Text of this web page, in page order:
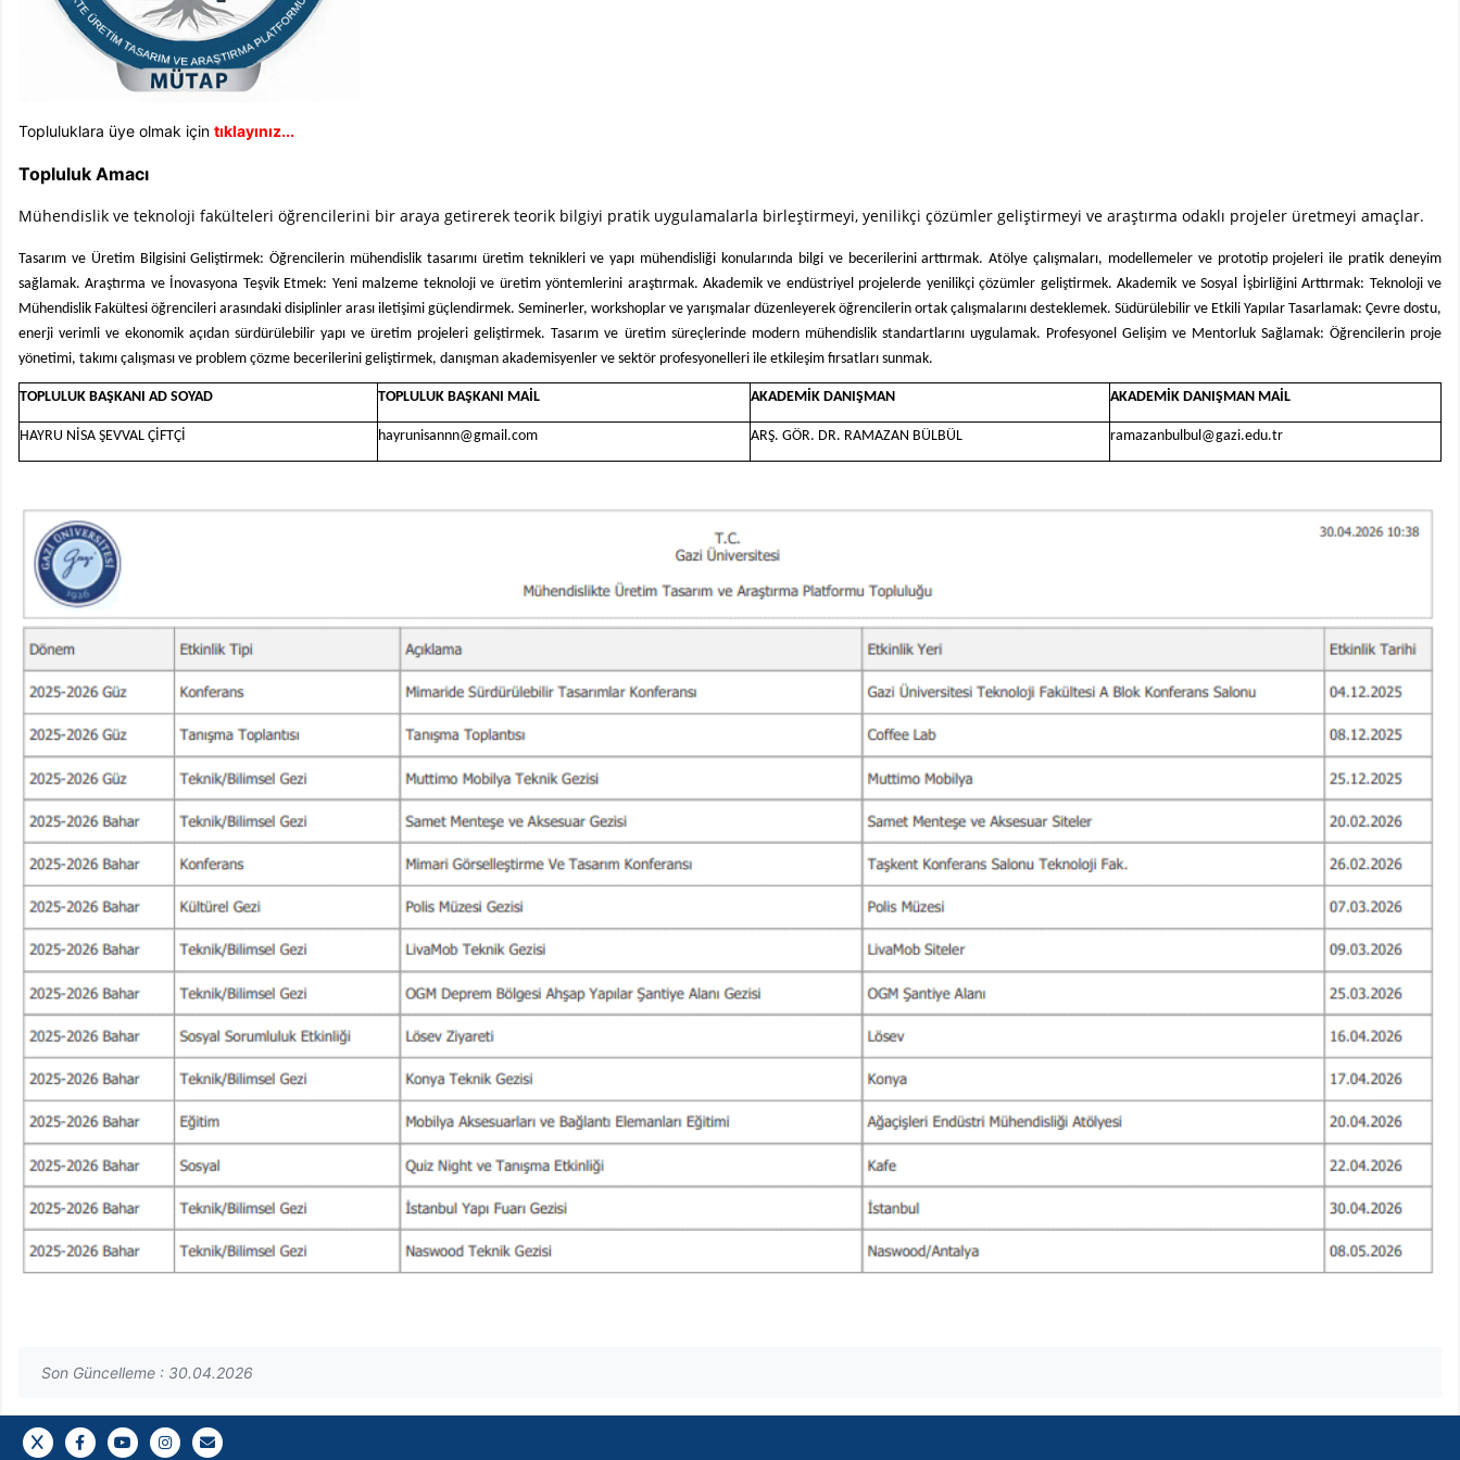
Topluluklara üye olmak için tıklayınız...
Topluluk Amacı
Mühendislik ve teknoloji fakülteleri öğrencilerini bir araya getirerek teorik bilgiyi pratik uygulamalarla birleştirmeyi, yenilikçi çözümler geliştirmeyi ve araştırma odaklı projeler üretmeyi amaçlar.
Tasarım ve Üretim Bilgisini Geliştirmek: Öğrencilerin mühendislik tasarımı üretim teknikleri ve yapı mühendisliği konularında bilgi ve becerilerini arttırmak. Atölye çalışmaları, modellemeler ve prototip projeleri ile pratik deneyim
sağlamak.Araştırma ve İnovasyona Teşvik Etmek: Yeni malzeme teknoloji ve üretim yöntemlerini araştırmak. Akademik ve endüstriyel projelerde yenilikçi çözümler geliştirmek. Akademik ve Sosyal İşbirliğini Arttırmak: Teknoloji ve
Mühendislik Fakültesi öğrencileri arasındaki disiplinler arası iletişimi güçlendirmek. Seminerler, workshoplar ve yarışmalar düzenleyerek öğrencilerin ortak çalışmalarını desteklemek. Südürülebilir ve Etkili Yapılar Tasarlamak: Çevre dostu,
enerji verimli ve ekonomik açıdan sürdürülebilir yapı ve üretim projeleri geliştirmek. Tasarım ve üretim süreçlerinde modern mühendislik standartlarını uygulamak. Profesyonel Gelişim ve Mentorluk Sağlamak: Öğrencilerin proje
yönetimi, takımı çalışması ve problem çözme becerilerini geliştirmek, danışman akademisyenler ve sektör profesyonelleri ile etkileşim fırsatları sunmak.
TOPLULUK BAŞKANI AD SOYAD TOPLULUK BAŞKANI MAİL AKADEMİK DANIŞMAN AKADEMİK DANIŞMAN MAİL
HAYRU NİSA ŞEVVAL ÇİFTÇİ hayrunisannn@gmail.com ARŞ. GÖR. DR. RAMAZAN BÜLBÜL ramazanbulbul@gazi.edu.tr
Son Güncelleme : 30.04.2026
İnstagram Hesabımız İçin Tıklayınız
Gazi E-Mail